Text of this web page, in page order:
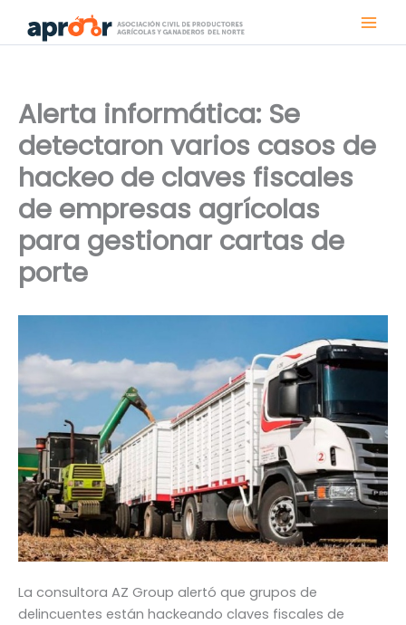
Alerta informática: Se
detectaron varios casos de
hackeo de claves fiscales
de empresas agrícolas
para gestionar cartas de
porte
La consultora AZ Group alertó que grupos de
delincuentes están hackeando claves fiscales de